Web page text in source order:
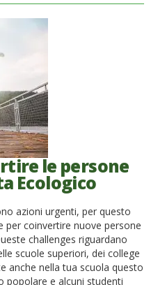
le persone
Ecologico
azioni urgenti, per questo
per coinvertire nuove persone
challenges riguardano
scuole superiori, dei college
anche nella tua scuola questo
e alcuni studenti